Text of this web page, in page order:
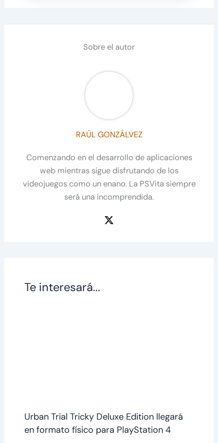
Sobre el autor
RAÚL GONZÁLVEZ
Comenzando en el desarrollo de aplicaciones
web mientras sigue disfrutando de los
videojuegos como un enano. La PSVita siempre
será una incomprendida.
Te interesará...
Urban Trial Tricky Deluxe Edition llegará
en formato físico para PlayStation 4